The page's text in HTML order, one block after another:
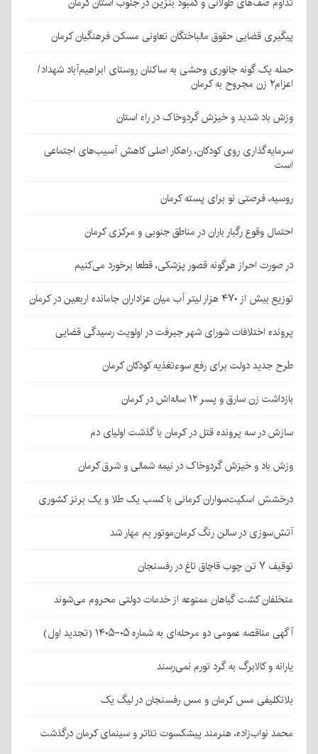
پیگیری قضایی حقوق مالباختگان تعاونی مسکن فرهنگیان کرمان
حمله یک گونه جانوری وحشی به ساکنان روستای ابراهیم‌آباد شهداد/
اعزام۲ زن مجروح به کرمان
وزش باد شدید و خیزش گردوخاک در راه استان
سرمایه‌گذاری روی کودکان، راهکار اصلی کاهش آسیب‌های اجتماعی
است
روسیه، فرصتی نو برای پسته کرمان
احتمال وقوع رگبار باران در مناطق جنوبی و مرکزی کرمان
در صورت احراز هرگونه قصور پزشکی، قطعا برخورد می‌کنیم
توزیع بیش از ۴۷۰ هزار لیتر آب میان عزاداران جامانده اربعین در کرمان
پرونده اختلافات شورای شهر جیرفت در اولویت رسیدگی قضایی
طرح جدید دولت برای رفع سوءتغذیه کودکان کرمان
بازداشت زن سارق و پسر ۱۲ ساله‌اش در کرمان
سازش در سه پرونده قتل در کرمان با گذشت اولیای دم
وزش باد و خیزش گردوخاک در نیمه شمالی و شرق کرمان
درخشش اسکیت‌سواران کرمانی با کسب یک طلا و یک برنز کشوری
آتش‌سوزی در سالن رنگ کرمان‌موتور بم مهار شد
توقیف ۷ تن چوب قاچاق تاغ در رفسنجان
متخلفان کشت گیاهان ممنوعه از خدمات دولتی محروم می‌شوند
آگهی مناقصه عمومی دو مرحله‌ای به شماره ۰۵-۱۴۰۵ (تجدید اول)
یارانه و کالابرگ به گرد تورم نمی‌رسند
بلاتکلیفی مس کرمان و مس رفسنجان در لیگ یک
محمد نواب‌زاده، هنرمند پیشکسوت تئاتر و سینمای کرمان درگذشت